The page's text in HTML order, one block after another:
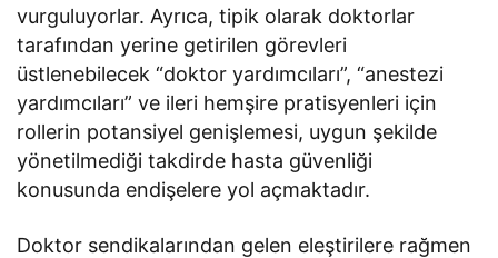
vurguluyorlar. Ayrıca, tipik olarak doktorlar
tarafından yerine getirilen görevleri
üstlenebilecek “doktor yardımcıları”, “anestezi
yardımcıları” ve ileri hemşire pratisyenleri için
rollerin potansiyel genişlemesi, uygun şekilde
yönetilmediği takdirde hasta güvenliği
konusunda endişelere yol açmaktadır.
Doktor sendikalarından gelen eleştirilere rağmen